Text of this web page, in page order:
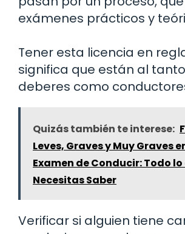
exámenes prácticos y
Tener esta licencia en
significa que están al
deberes como
Quizás también te interese:
Leves, Graves y Muy Graves
Examen de Conducir: Todo
Necesitas Saber
Verificar si alguien tiene